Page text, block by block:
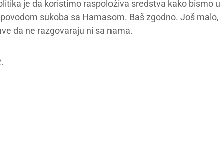
je da koristimo raspoloživa sredstva kako bismo
sukoba sa Hamasom. Baš zgodno. Još malo,
da ne razgovaraju ni sa nama.